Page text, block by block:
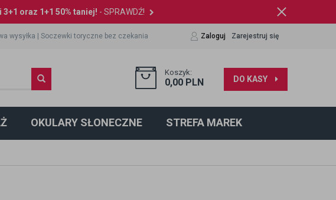
3+1 oraz 1+1 50% taniej! - SPRAWDŹ!
wysyłka |Soczewki toryczne bez czekania Zaloguj Zarejestruj się
Koszyk:
0,00 PLN DO KASY
OKULARY SŁONECZNE STREFA MAREK